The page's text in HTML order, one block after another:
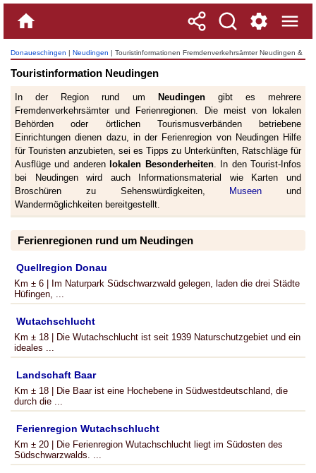
Donaueschingen | Neudingen | Touristinformationen Fremdenverkehrsämter Neudingen &
Touristinformation Neudingen
In der Region rund um Neudingengibt es mehrere
Fremdenverkehrsämter und Ferienregionen. Die meist von lokalen
Behörden oder örtlichen Tourismusverbänden betriebene
Einrichtungen dienen dazu, in der Ferienregion von Neudingen Hilfe
für Touristen anzubieten, sei es Tipps zu Unterkünften, Ratschläge für
Ausflüge und anderen lokalen Besonderheiten. In den Tourist-Infos
bei Neudingen wird auch Informationsmaterial wie Karten und
Broschüren zu Sehenswürdigkeiten,
Museen und
Wandermöglichkeiten bereitgestellt.
Ferienregionen rund um Neudingen
Quellregion Donau
Km ± 6 | Im Naturpark Südschwarzwald gelegen, laden die drei Städte
Hüfingen, ...
Wutachschlucht
Km ± 18 | Die Wutachschlucht ist seit 1939 Naturschutzgebiet und ein
ideales ...
Landschaft Baar
Km ± 18 | Die Baar ist eine Hochebene in Südwestdeutschland, die
durch die ...
Ferienregion Wutachschlucht
Km ± 20 | Die Ferienregion Wutachschlucht liegt im Südosten des
Südschwarzwalds. ...